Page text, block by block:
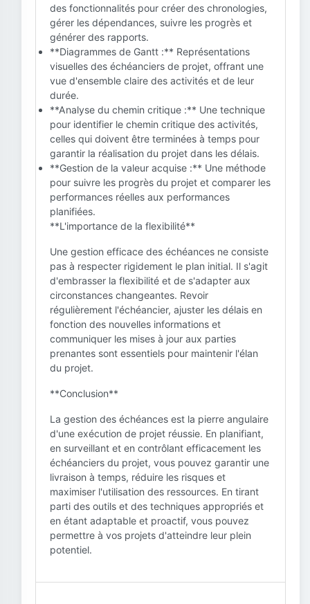
des fonctionnalités pour créer des chronologies,
gérer les dépendances, suivre les progrès et
générer des rapports.
**Diagrammes de Gantt :** Représentations
visuelles des échéanciers de projet, offrant une
vue d'ensemble claire des activités et de leur
durée.
**Analyse du chemin critique :** Une technique
pour identifier le chemin critique des activités,
celles qui doivent être terminées à temps pour
garantir la réalisation du projet dans les délais.
**Gestion de la valeur acquise :** Une méthode
pour suivre les progrès du projet et comparer les
performances réelles aux performances
planifiées.
**L'importance de la flexibilité**
Une gestion efficace des échéances ne consiste
pas à respecter rigidement le plan initial. Il s'agit
d'embrasser la flexibilité et de s'adapter aux
circonstances changeantes. Revoir
régulièrement l'échéancier, ajuster les délais en
fonction des nouvelles informations et
communiquer les mises à jour aux parties
prenantes sont essentiels pour maintenir l'élan
du projet.
**Conclusion**
La gestion des échéances est la pierre angulaire
d'une exécution de projet réussie. En planifiant,
en surveillant et en contrôlant efficacement les
échéanciers du projet, vous pouvez garantir une
livraison à temps, réduire les risques et
maximiser l'utilisation des ressources. En tirant
parti des outils et des techniques appropriés et
en étant adaptable et proactif, vous pouvez
permettre à vos projets d'atteindre leur plein
potentiel.